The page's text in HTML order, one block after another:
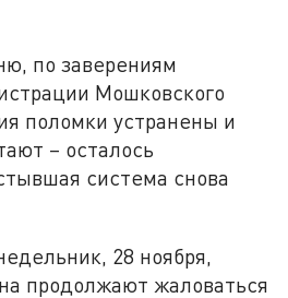
по заверениям
Мошковского
поломки устранены и
– осталось
система снова
28 ноября,
продолжают жаловаться